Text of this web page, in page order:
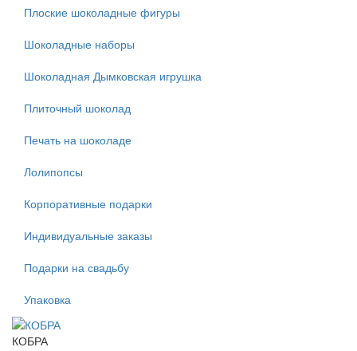
Плоские шоколадные фигуры
Шоколадные наборы
Шоколадная Дымковская игрушка
Плиточный шоколад
Печать на шоколаде
Лолипопсы
Корпоративные подарки
Индивидуальные заказы
Подарки на свадьбу
Упаковка
КОБРА